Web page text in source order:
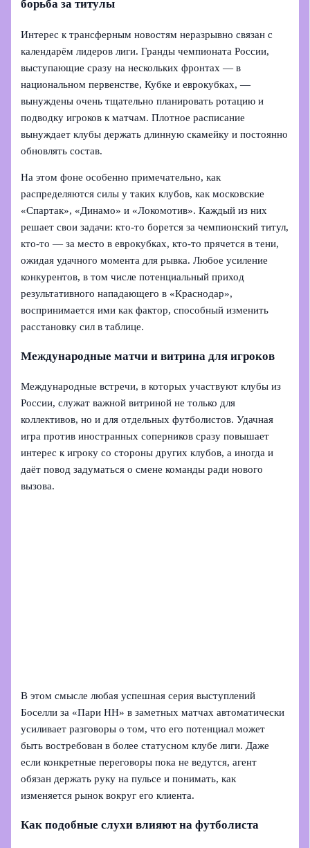
борьба за титулы
Интерес к трансферным новостям неразрывно связан с
календарём лидеров лиги. Гранды чемпионата России,
выступающие сразу на нескольких фронтах — в
национальном первенстве, Кубке и еврокубках, —
вынуждены очень тщательно планировать ротацию и
подводку игроков к матчам. Плотное расписание
вынуждает клубы держать длинную скамейку и постоянно
обновлять состав.
На этом фоне особенно примечательно, как
распределяются силы у таких клубов, как московские
«Спартак», «Динамо» и «Локомотив». Каждый из них
решает свои задачи: кто‑то борется за чемпионский титул,
кто‑то — за место в еврокубках, кто‑то прячется в тени,
ожидая удачного момента для рывка. Любое усиление
конкурентов, в том числе потенциальный приход
результативного нападающего в «Краснодар»,
воспринимается ими как фактор, способный изменить
расстановку сил в таблице.
Международные матчи и витрина для игроков
Международные встречи, в которых участвуют клубы из
России, служат важной витриной не только для
коллективов, но и для отдельных футболистов. Удачная
игра против иностранных соперников сразу повышает
интерес к игроку со стороны других клубов, а иногда и
даёт повод задуматься о смене команды ради нового
вызова.
В этом смысле любая успешная серия выступлений
Боселли за «Пари НН» в заметных матчах автоматически
усиливает разговоры о том, что его потенциал может
быть востребован в более статусном клубе лиги. Даже
если конкретные переговоры пока не ведутся, агент
обязан держать руку на пульсе и понимать, как
изменяется рынок вокруг его клиента.
Как подобные слухи влияют на футболиста